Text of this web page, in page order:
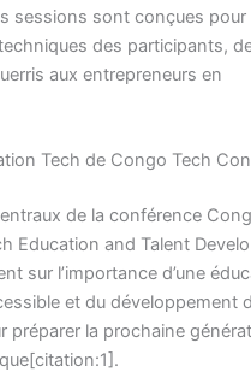
sessions sont conçues
des participants,
aux entrepreneurs en
Tech de Congo Tech
de la conférence
Education and Talent
sur l’importance d’une
et du développement
préparer la prochaine